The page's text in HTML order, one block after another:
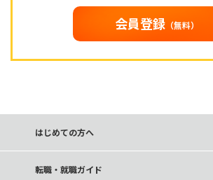
会員登録 （無料）
はじめての方へ
転職・就職ガイド